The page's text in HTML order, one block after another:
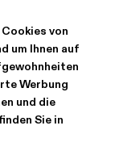
von
um Ihnen auf
Werbung
und die
Sie in
590 €